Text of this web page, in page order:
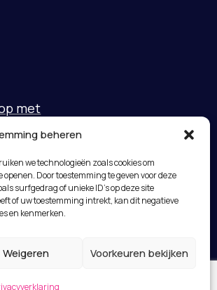
beheren
we technologieën zoals cookies om
Door toestemming te geven voor deze
surfgedrag of unieke ID's op deze site
of uw toestemming intrekt, kan dit negatieve
en kenmerken.
Weigeren Voorkeuren bekijken
met